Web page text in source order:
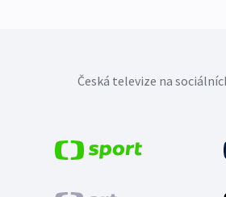
Česká televize na